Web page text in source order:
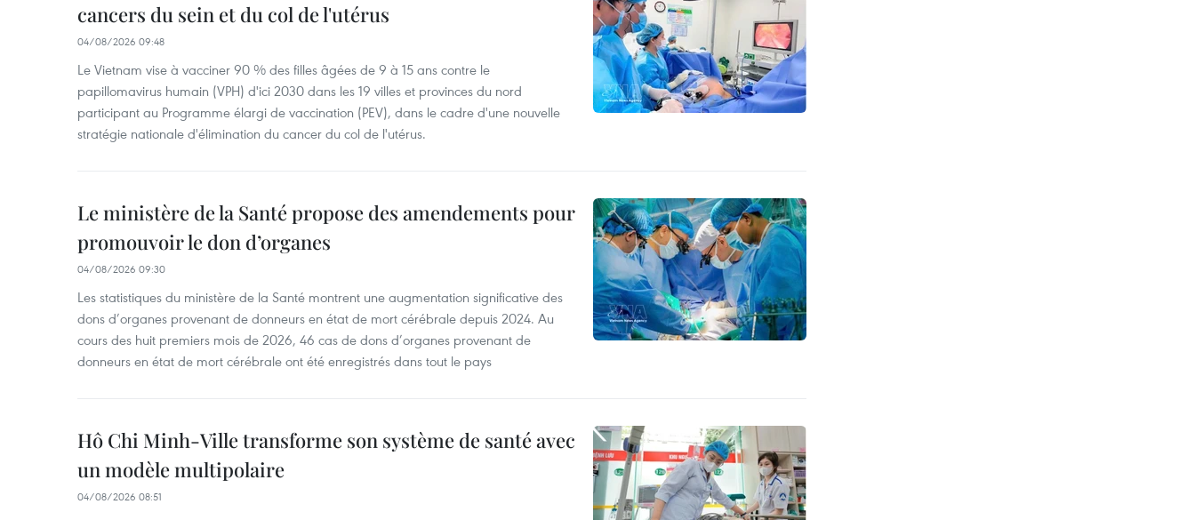
cancers du sein et du col de l'utérus
04/08/2026 09:48
Le Vietnam vise à vacciner 90 % des filles âgées de 9 à 15 ans contre le
papillomavirus humain (VPH) d'ici 2030 dans les 19 villes et provinces du nord
participant au Programme élargi de vaccination (PEV), dans le cadre d'une nouvelle
stratégie nationale d'élimination du cancer du col de l'utérus.
Le ministère de la Santé propose des amendements pour
promouvoir le don d’organes
04/08/2026 09:30
Les statistiques du ministère de la Santé montrent une augmentation significative des
dons d’organes provenant de donneurs en état de mort cérébrale depuis 2024. Au
cours des huit premiers mois de 2026, 46 cas de dons d’organes provenant de
donneurs en état de mort cérébrale ont été enregistrés dans tout le pays
Hô Chi Minh-Ville transforme son système de santé avec
un modèle multipolaire
04/08/2026 08:51